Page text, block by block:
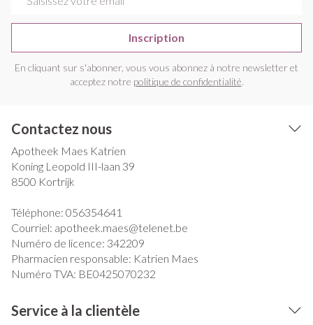
Inscription
En cliquant sur s'abonner, vous vous abonnez à notre newsletter et
acceptez notre politique de confidentialité.
Contactez nous
Apotheek Maes Katrien
Koning Leopold III-laan 39
8500 Kortrijk
Téléphone: 056354641
Courriel: apotheek.maes@telenet.be
Numéro de licence: 342209
Pharmacien responsable: Katrien Maes
Numéro TVA: BE0425070232
Service à la clientèle